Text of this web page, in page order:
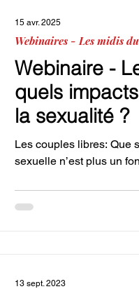
Webinaire -
quels
la sexualité ?
Les couples libres: Que
sexuelle n’est plus un
Webinaires - Les midis
15 avr. 2025
13 sept. 2023